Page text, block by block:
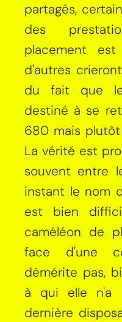
partagés,
des
placement
d'autres
du fait que le
destiné à se
680 mais
La vérité est
souvent entre
instant le nom
est bien
caméléon de
face d'une
démérite pas,
à qui elle n'a
dernière